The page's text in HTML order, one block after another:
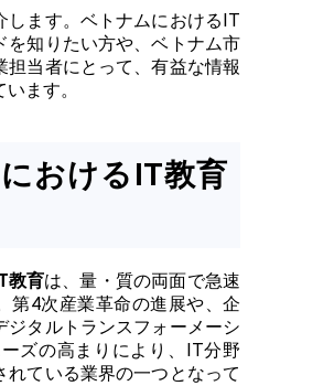
育制度と育成方針
ボーディングとOJT制度
します。ベトナムにおけるIT
を知りたい方や、ベトナム市
担当者にとって、有益な情報
ます。
おけるIT教育
教育は、量・質の両面で急速
第4次産業革命の進展や、企
ジタルトランスフォーメーシ
ズの高まりにより、IT分野
れている業界の一つとなって